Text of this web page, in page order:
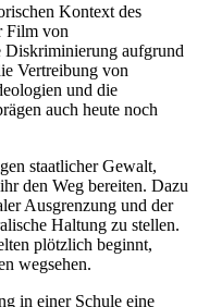
Kontext des
Film von
Diskriminierung aufgrund
Vertreibung von
und die
auch heute noch
staatlicher Gewalt,
den Weg bereiten. Dazu
Ausgrenzung und der
Haltung zu stellen.
plötzlich beginnt,
wegsehen.
in einer Schule eine